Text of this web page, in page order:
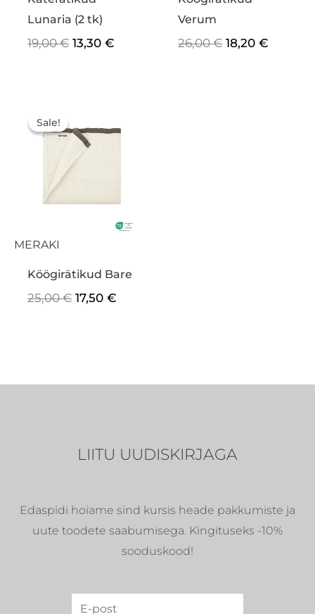
Lunaria (2 tk)
19,00€ 13,30€
Verum
26,00€ 18,20€
Sale!
MERAKI
Sale!
Köögirätikud Bare
25,00€
oli:
25,00 €.
17,50€
on:
LIITU UUDISKIRJAGA
Edaspidi hoiame sind kursis heade pakkumiste ja
uute toodete saabumisega. Kingituseks -10%
sooduskood!